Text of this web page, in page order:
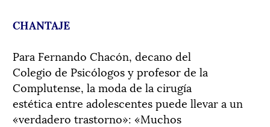
CHANTAJE
Para Fernando Chacón, decano del
Colegio de Psicólogos y profesor de la
Complutense, la moda de la cirugía
estética entre adolescentes puede llevar a un
«verdadero trastorno»: «Muchos